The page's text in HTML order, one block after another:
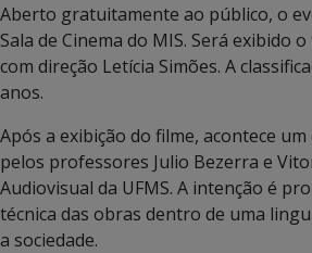
Aberto gratuitamente ao público, o
Sala de Cinema do MIS. Será exibido o
com direção Letícia Simões. A
anos.
Após a exibição do filme, acontece
pelos professores Julio Bezerra e
Audiovisual da UFMS. A intenção é
técnica das obras dentro de uma
a sociedade.